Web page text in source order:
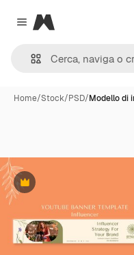
Close menu
Magnific
Home/Stock/PSD/Modello di
Premium